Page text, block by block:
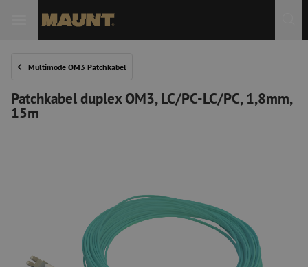
Multimode OM3 Patchkabel
Patchkabel duplex OM3, LC/PC-LC/PC, 1,8mm,
15m